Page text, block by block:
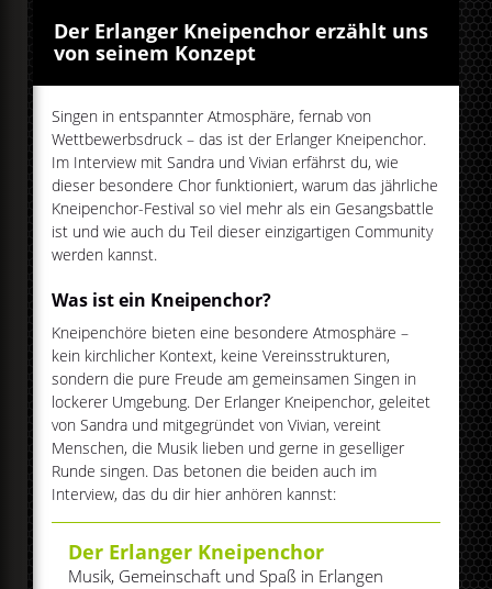
Der Erlanger Kneipenchor erzählt uns
von seinem Konzept
Singen in entspannter Atmosphäre, fernab von
Wettbewerbsdruck – das ist der Erlanger Kneipenchor.
Im Interview mit Sandra und Vivian erfährst du, wie
dieser besondere Chor funktioniert, warum das jährliche
Kneipenchor-Festival so viel mehr als ein Gesangsbattle
ist und wie auch du Teil dieser einzigartigen Community
werden kannst.
Was ist ein Kneipenchor?
Kneipenchöre bieten eine besondere Atmosphäre –
kein kirchlicher Kontext, keine Vereinsstrukturen,
sondern die pure Freude am gemeinsamen Singen in
lockerer Umgebung. Der Erlanger Kneipenchor, geleitet
von Sandra und mitgegründet von Vivian, vereint
Menschen, die Musik lieben und gerne in geselliger
Runde singen. Das betonen die beiden auch im
Interview, das du dir hier anhören kannst:
Der Erlanger Kneipenchor
Musik, Gemeinschaft und Spaß in Erlangen